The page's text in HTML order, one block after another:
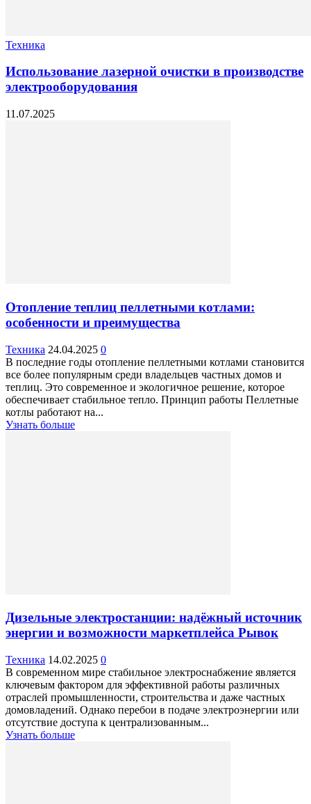
Техника
Использование лазерной очистки в производстве
электрооборудования
11.07.2025
Отопление теплиц пеллетными котлами:
особенности и преимущества
Техника 24.04.2025 0
В последние годы отопление пеллетными котлами становится
все более популярным среди владельцев частных домов и
теплиц. Это современное и экологичное решение, которое
обеспечивает стабильное тепло. Принцип работы Пеллетные
котлы работают на...
Узнать больше
Дизельные электростанции: надёжный источник
энергии и возможности маркетплейса Рывок
Техника 14.02.2025 0
В современном мире стабильное электроснабжение является
ключевым фактором для эффективной работы различных
отраслей промышленности, строительства и даже частных
домовладений. Однако перебои в подаче электроэнергии или
отсутствие доступа к централизованным...
Узнать больше